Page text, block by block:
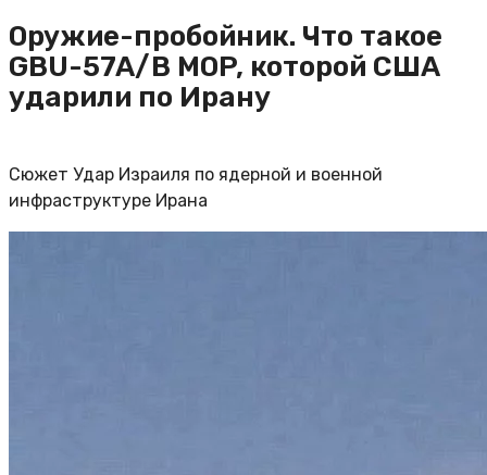
Оружие-пробойник. Что такое
GBU-57A/B MOP, которой США
ударили по Ирану
Сюжет Удар Израиля по ядерной и военной
инфраструктуре Ирана